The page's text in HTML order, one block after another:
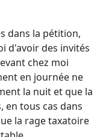
dans la pétition,
d'avoir des invités
chez moi
en journée ne
la nuit et que la
en tous cas dans
la rage taxatoire